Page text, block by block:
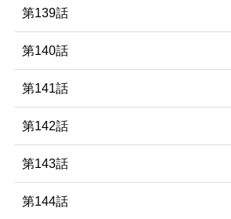
第139話
第140話
第141話
第142話
第143話
第144話